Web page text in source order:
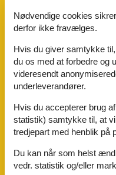
Faciliteter
Afstande
Busstoppested
By/bymidte
Kabelbane
Se
Skilift
Strand
Togstation
Aktivitetsfaciliteter
At stå på ski
Nødvendige cookies
derfor ikke fravælges.
Hvis du giver samtykke
du os med at forbedre og
videresendt
underleverandører.
Hvis du accepterer brug
statistik) samtykke til, at
tredjepart med henblik på
Du kan når som helst
vedr. statistik og/eller